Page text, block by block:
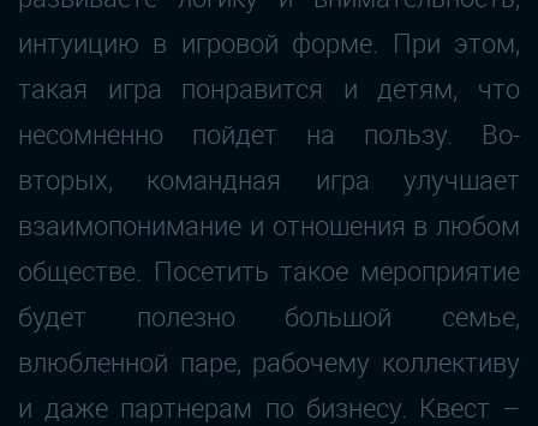
интуицию в игровой форме. При этом,
такая игра понравится и детям, что
несомненно пойдет на пользу. Во-
вторых, командная игра улучшает
взаимопонимание и отношения в любом
обществе. Посетить такое мероприятие
будет полезно большой семье,
влюбленной паре, рабочему коллективу
и даже партнерам по бизнесу. Квест –